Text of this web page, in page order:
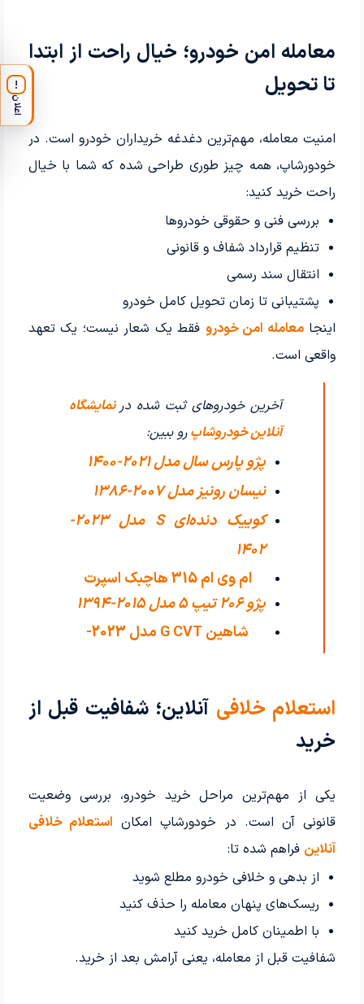
معامله امن خودرو؛ خیال راحت از ابتدا
تا تحویل
امنیت معامله، مهم‌ترین دغدغه خریداران خودرو است. در
خودورشاپ، همه چیز طوری طراحی شده که شما با خیال
راحت خرید کنید:
بررسی فنی و حقوقی خودروها
تنظیم قرارداد شفاف و قانونی
انتقال سند رسمی
پشتیبانی تا زمان تحویل کامل خودرو
اینجامعامله امن خودرو فقط یک شعار نیست؛ یک تعهد
واقعی است.
آخرین خودروهای ثبت شده در نمایشگاه
آنلاین خودروشاپرو ببین:
پژو پارس سال مدل 2021-1400
نیسان رونیز مدل 2007-1386
کوییک دنده‌ای S مدل 2023-
1402
ام وی ام 315 هاچبک اسپرت
اکسلنت مدل
پژو 206 تیپ ۵ مدل 2015-1394
شاهین G CVT مدل 2023-
استعلام خلافی آنلاین؛ شفافیت قبل از
خرید
یکی از مهم‌ترین مراحل خرید خودرو، بررسی وضعیت
قانونی آن است. در خودورشاپ امکان استعلام خلافی
آنلاین فراهم شده تا:
از بدهی و خلافی خودرو مطلع شوید
ریسک‌های پنهان معامله را حذف کنید
با اطمینان کامل خرید کنید
شفافیت قبل از معامله، یعنی آرامش بعد از خرید.
!
اعلان